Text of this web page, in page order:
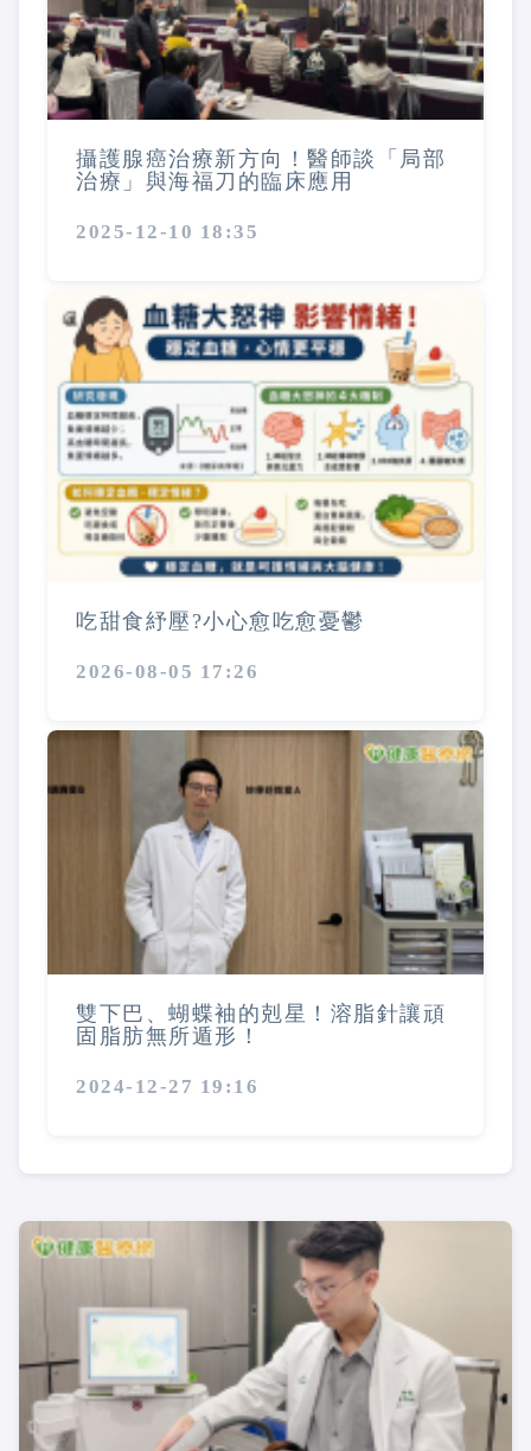
攝護腺癌治療新方向！醫師談「局部
治療」與海福刀的臨床應用
2025-12-10 18:35
吃甜食紓壓?小心愈吃愈憂鬱
2026-08-05 17:26
雙下巴、蝴蝶袖的剋星！溶脂針讓頑
固脂肪無所遁形！
2024-12-27 19:16